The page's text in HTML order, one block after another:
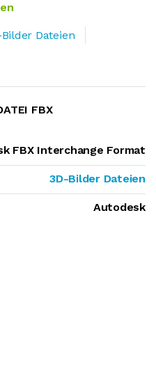
Dateien
FBX
FBX Interchange Format
3D-Bilder Dateien
Autodesk